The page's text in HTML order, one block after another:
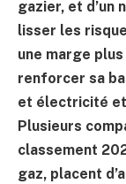
gazier, et d’un
lisser les
une marge
renforcer sa
et électricité
Plusieurs
classement
gaz, placent